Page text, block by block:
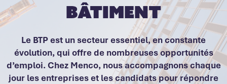
Bâtiment
Le BTP est un secteur essentiel, en constante
évolution, qui offre de nombreuses opportunités
d’emploi. Chez Menco, nous accompagnons chaque
jour les entreprises et les candidats pour répondre